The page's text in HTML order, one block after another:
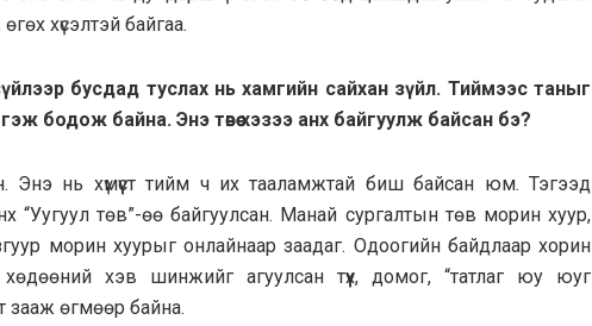
хүсэлтэй байгаа.
бусдад туслах нь хамгийн сайхан зүйл. Тиймээс таныг
бодож байна. Энэ төвөө хэзээ анх байгуулж байсан бэ?
Энэ нь хүмүүст тийм ч их тааламжтай биш байсан юм. Тэгээд
“Уугуул төв”-өө байгуулсан. Манай сургалтын төв морин хуур,
морин хуурыг онлайнаар заадаг. Одоогийн байдлаар хорин
хэв шинжийг агуулсан түүх, домог, “татлаг юу юуг
зааж өгмөөр байна.